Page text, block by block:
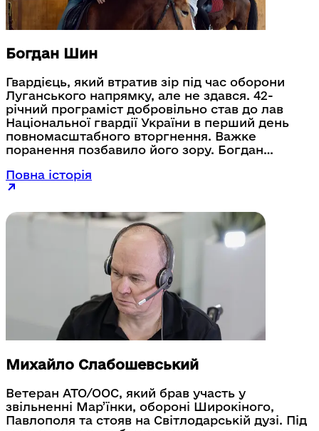
Богдан Шин
Гвардієць, який втратив зір під час оборони
Луганського напрямку, але не здався. 42-
річний програміст добровільно став до лав
Національної гвардії України в перший день
повномасштабного вторгнення. Важке
поранення позбавило його зору. Богдан
реабілітаційному центрі МВС, де вчився
орієнтуватися в просторі, працювати з
психологічні бар'єри. Наразі працює в
управлінні підтримки та комунікацій
департаменту впровадження та інформаційно-
аналітичного забезпечення Державного
підприємства “ІНФОТЕХ”.
Повна історія
Михайло Слабошевський
Ветеран АТО/ООС, який брав участь у
звільненні Мар’їнки, обороні Широкіного,
Павлополя та стояв на Світлодарській дузі. Під